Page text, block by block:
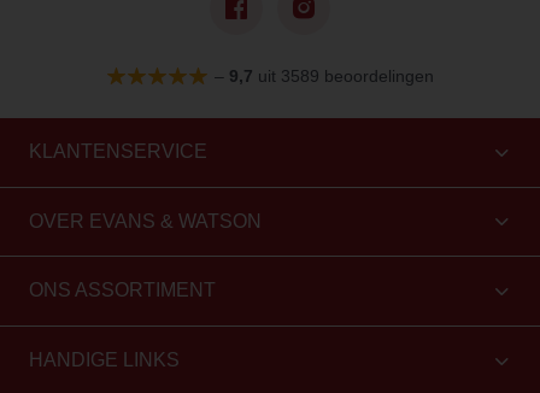
– 9,7 uit 3589 beoordelingen
KLANTENSERVICE
OVER EVANS & WATSON
ONS ASSORTIMENT
HANDIGE LINKS